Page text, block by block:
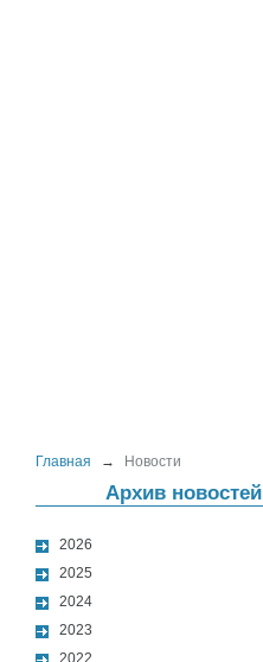
Главная → Новости
Архив новостей
2026
2025
2024
2023
2022